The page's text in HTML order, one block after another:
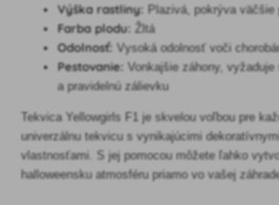
Výška rastliny: Plazivá, pokrýva väčšie
Farba plodu: Žltá
Odolnosť: Vysoká odolnosť voči
Pestovanie: Vonkajšie záhony,
a pravidelnú zálievku
Tekvica Yellowgirls F1 je skvelou voľbou pre
univerzálnu tekvicu s vynikajúcimi
vlastnosťami. S jej pomocou môžete ľahko
halloweensku atmosféru priamo vo vašej